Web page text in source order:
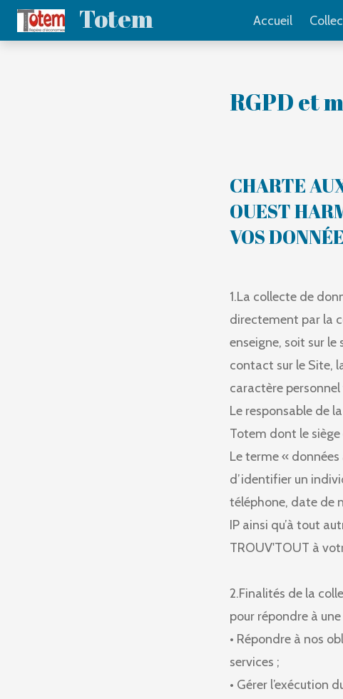
Passer
au
Totem Accueil
RGPD et
CHARTE
OUEST
VOS
1.La collecte de
directement par la
enseigne, soit sur
contact sur le Site,
caractère
Le responsable de
Totem dont le
Le terme «
d’identifier un
téléphone, date de
IP ainsi qu’à tout
TROUV'TOUT à
2.Finalités de la
pour répondre à
• Répondre à nos
services ;
• Gérer l’exécution